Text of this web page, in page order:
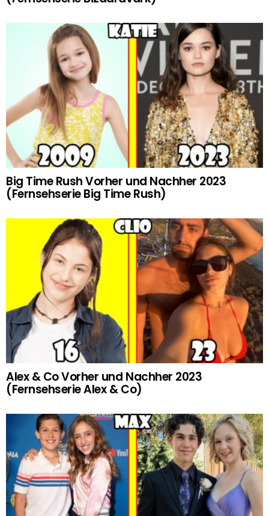
Big Time Rush Vorher und Nachher 2023
(Fernsehserie Big Time Rush)
Alex & Co Vorher und Nachher 2023
(Fernsehserie Alex & Co)